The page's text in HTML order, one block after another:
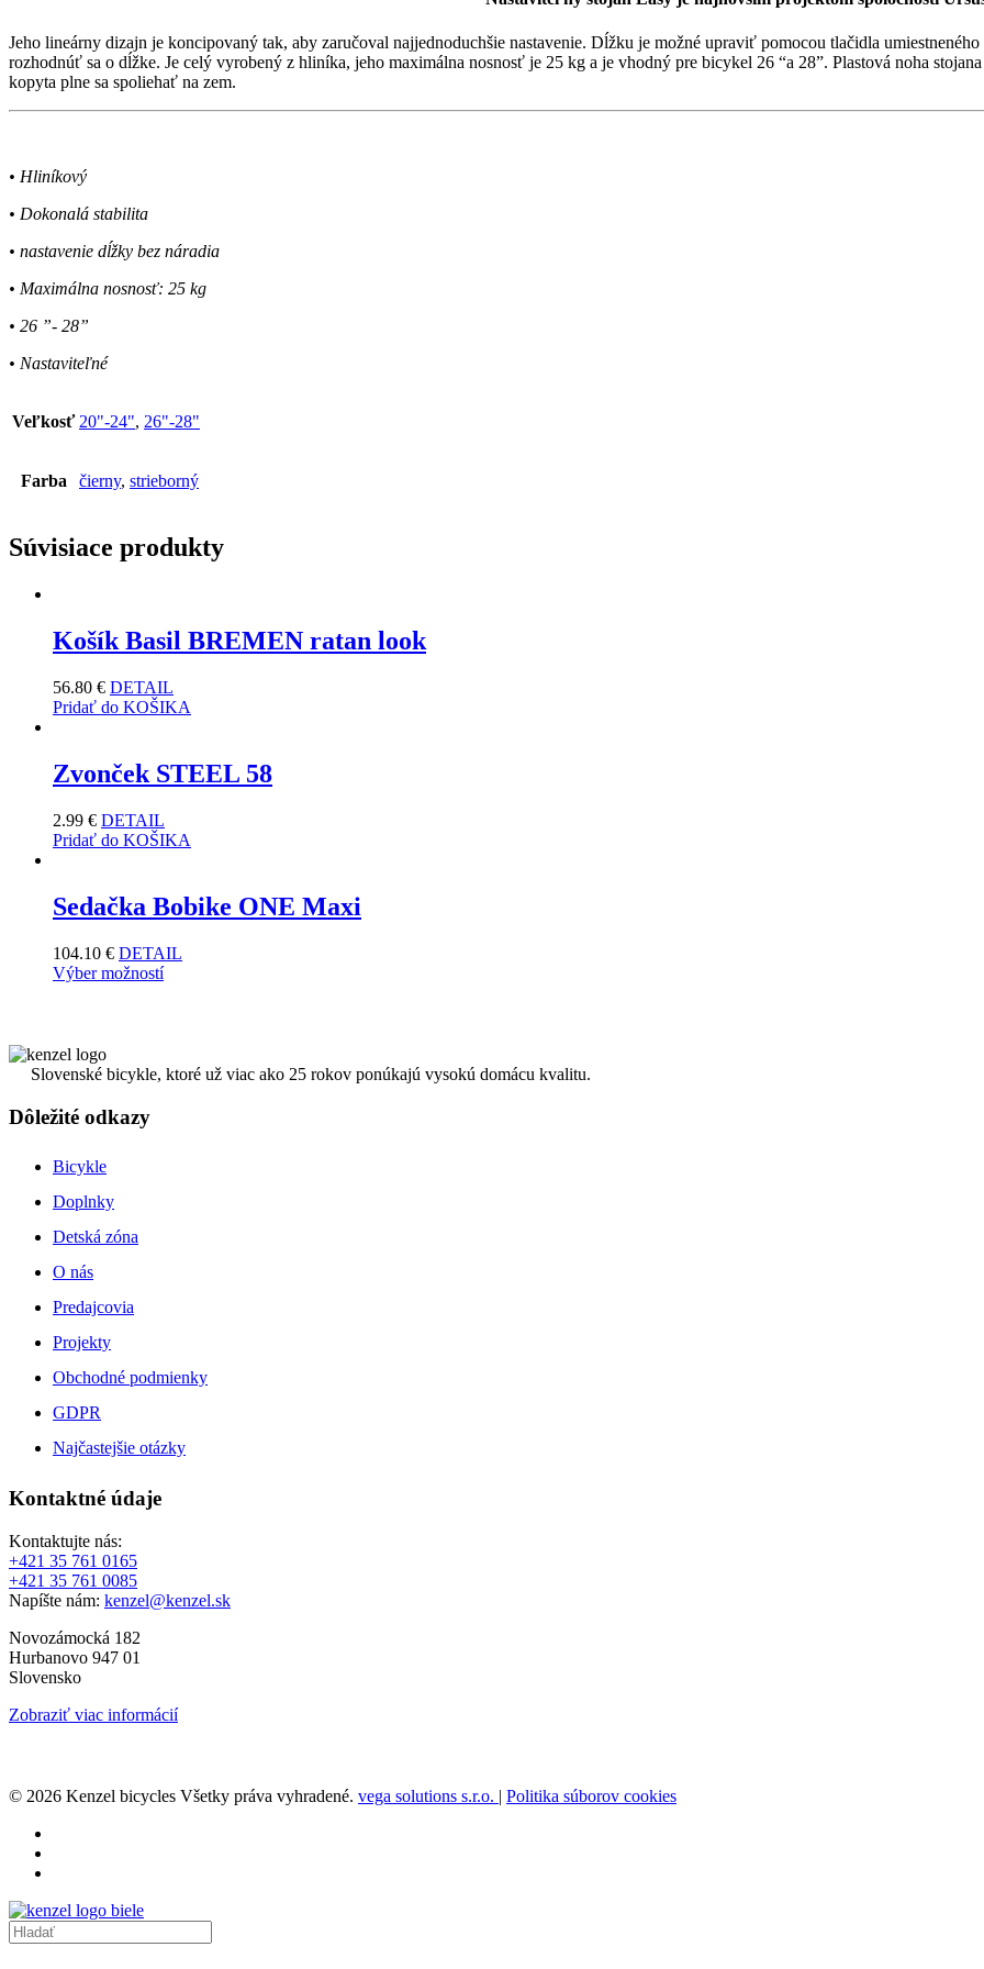
Jeho lineárny dizajn je koncipovaný tak, aby zaručoval najjednoduchšie nastavenie. Dĺžku je možné upraviť pomocou tlačidla
rozhodnúť sa o dĺžke. Je celý vyrobený z hliníka, jeho maximálna nosnosť je 25 kg a je vhodný pre bicykel 26 “a 28”. Plastová noha
kopyta plne sa spoliehať na zem.
• Hliníkový
• Dokonalá stabilita
• nastavenie dĺžky bez náradia
• Maximálna nosnosť: 25 kg
• 26 ”- 28”
• Nastaviteľné
Veľkosť 20"-24", 26"-28"
Farba čierny, strieborný
Súvisiace produkty
Košík Basil BREMEN ratan look
56.80 € DETAIL
Pridať do KOŠIKA
Zvonček STEEL 58
2.99 € DETAIL
Pridať do KOŠIKA
Sedačka Bobike ONE Maxi
104.10 € DETAIL
Výber možností
Slovenské bicykle, ktoré už viac ako 25 rokov ponúkajú vysokú domácu kvalitu.
Dôležité odkazy
Bicykle
Doplnky
Detská zóna
O nás
Predajcovia
Projekty
Obchodné podmienky
GDPR
Najčastejšie otázky
Kontaktné údaje
Kontaktujte nás:
+421 35 761 0165
+421 35 761 0085
Napíšte nám: kenzel@kenzel.sk
Novozámocká 182
Hurbanovo 947 01
Slovensko
Zobraziť viac informácií
© 2026 Kenzel bicycles Všetky práva vyhradené. vega solutions s.r.o. | Politika súborov cookies